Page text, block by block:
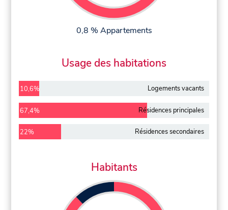
0,8 % Appartements
Usage des habitations
10,6% Logements vacants
67,4% Résidences principales
22% Résidences secondaires
Habitants